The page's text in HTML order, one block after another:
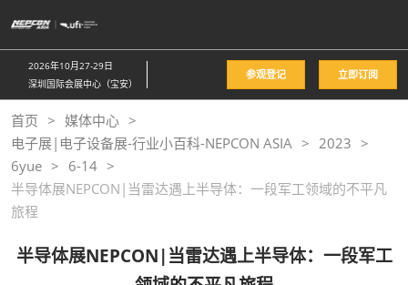
接
跳
至
内
容
2026年10月27-29日
深圳国际会展中心（宝安）
参观登记 立即订阅
首页
媒体中心
电子展|电子设备展-行业小百科-NEPCON ASIA
2023
6yue
6-14
半导体展NEPCON|当雷达遇上半导体：一段军工领域的不平凡
旅程
半导体展NEPCON|当雷达遇上半导体：一段军工